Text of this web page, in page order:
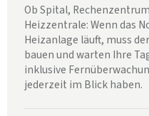
Ob Spital,
Heizzentrale: Wenn das
Heizanlage läuft, muss
bauen und warten Ihre
inklusive
jederzeit im Blick haben.